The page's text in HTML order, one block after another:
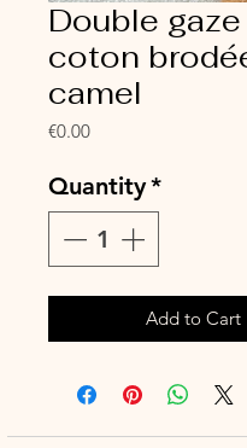
Double
coton
camel
€0.00Price
Quantity*
Add to Cart